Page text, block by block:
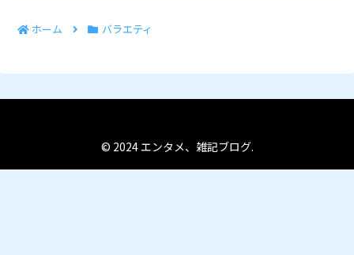
ホーム バラエティ
© 2024 エンタメ、雑記ブログ.